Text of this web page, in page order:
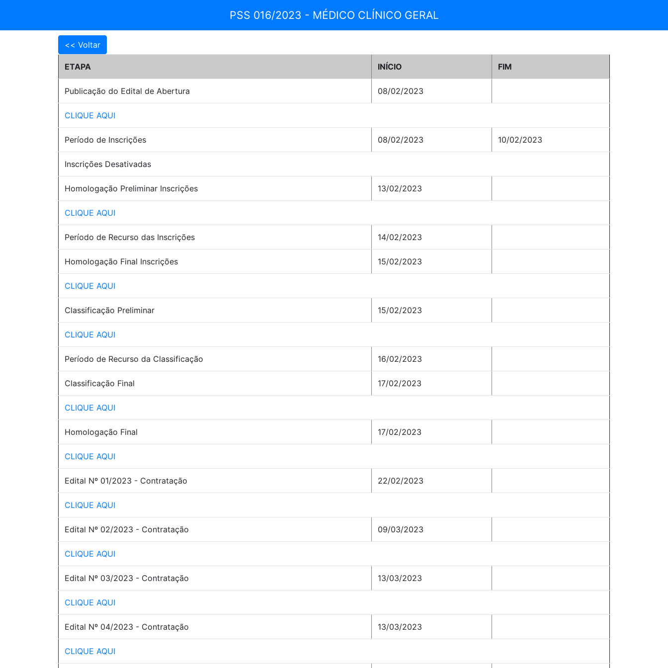
PSS 016/2023 - MÉDICO CLÍNICO GERAL
ETAPA INÍCIO FIM
Publicação do Edital de Abertura 08/02/2023
CLIQUE AQUI
Período de Inscrições 08/02/2023 10/02/2023
Inscrições Desativadas
Homologação Preliminar Inscrições 13/02/2023
CLIQUE AQUI
Período de Recurso das Inscrições 14/02/2023
Homologação Final Inscrições 15/02/2023
CLIQUE AQUI
Classificação Preliminar 15/02/2023
CLIQUE AQUI
Período de Recurso da Classificação 16/02/2023
Classificação Final 17/02/2023
CLIQUE AQUI
Homologação Final 17/02/2023
CLIQUE AQUI
Edital Nº 01/2023 - Contratação 22/02/2023
CLIQUE AQUI
Edital Nº 02/2023 - Contratação 09/03/2023
CLIQUE AQUI
Edital Nº 03/2023 - Contratação 13/03/2023
CLIQUE AQUI
Edital Nº 04/2023 - Contratação 13/03/2023
CLIQUE AQUI